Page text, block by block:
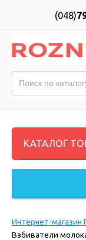
(048)
КАТАЛОГ
Интернет-магазин
Взбиватели